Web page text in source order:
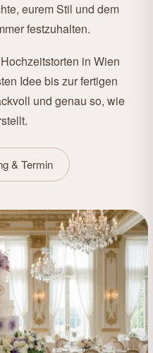
eurem Stil und dem
festzuhalten.
in Wien
Idee bis zur fertigen
und genau so, wie
& Termin